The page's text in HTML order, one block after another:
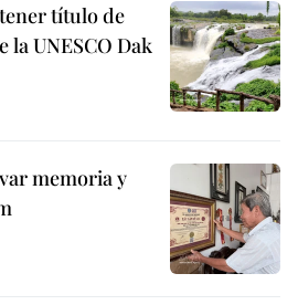
título de
la UNESCO Dak
memoria y